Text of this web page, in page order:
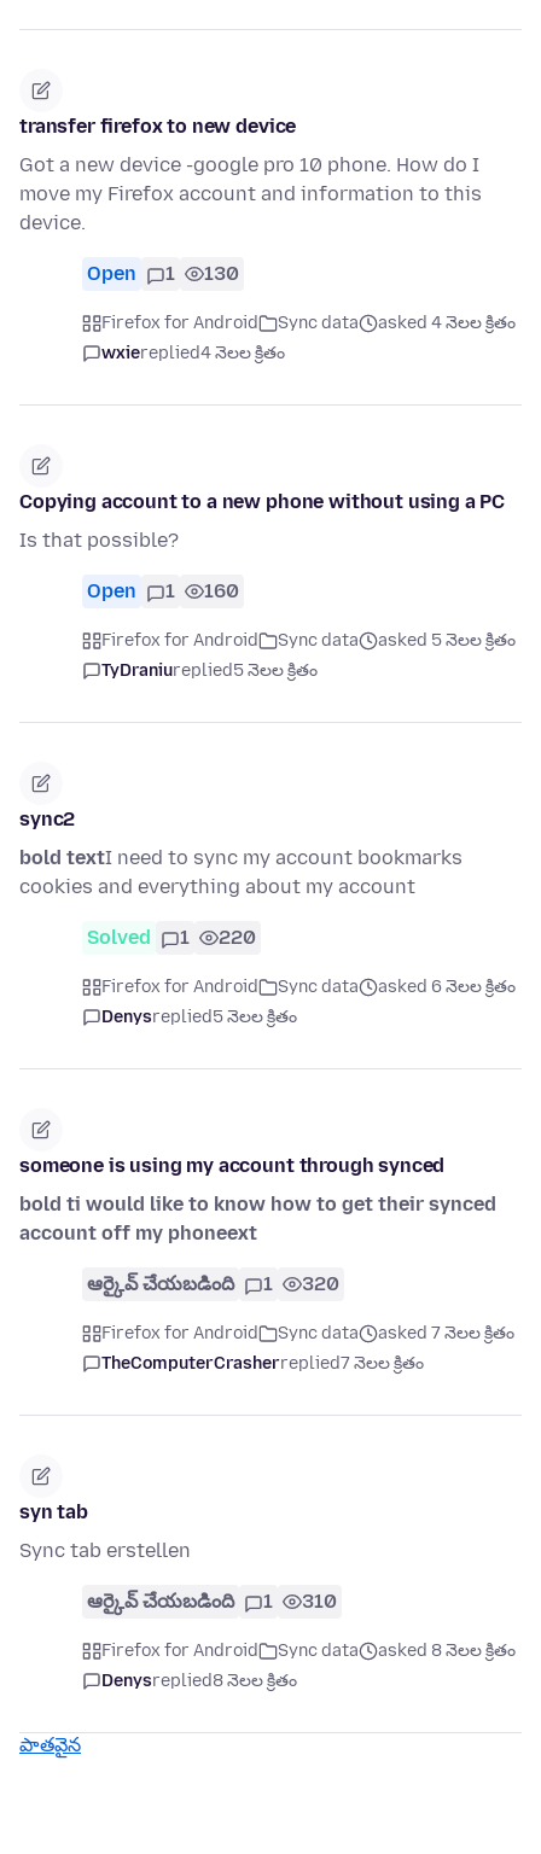
transfer firefox to new device
Got a new device -google pro 10 phone. How do I
move my Firefox account and information to this
device.
Open 1 130
Firefox for Android Sync data
asked 4 నెలల క్రితం
wxiereplied4 నెలల క్రితం
Copying account to a new phone without using a PC
Is that possible?
Open 1 160
Firefox for Android Sync data
asked 5 నెలల క్రితం
TyDraniureplied5 నెలల క్రితం
sync2
bold textI need to sync my account bookmarks
cookies and everything about my account
Solved 1 220
Firefox for Android Sync data
asked 6 నెలల క్రితం
Denysreplied5 నెలల క్రితం
someone is using my account through synced
bold ti would like to know how to get their synced
account off my phoneext
ఆర్కైవ్ చేయబడింది 1 320
Firefox for Android Sync data
asked 7 నెలల క్రితం
TheComputerCrasherreplied7 నెలల క్రితం
syn tab
Sync tab erstellen
ఆర్కైవ్ చేయబడింది 1 310
Firefox for Android Sync data
asked 8 నెలల క్రితం
Denysreplied8 నెలల క్రితం
పాతవైన